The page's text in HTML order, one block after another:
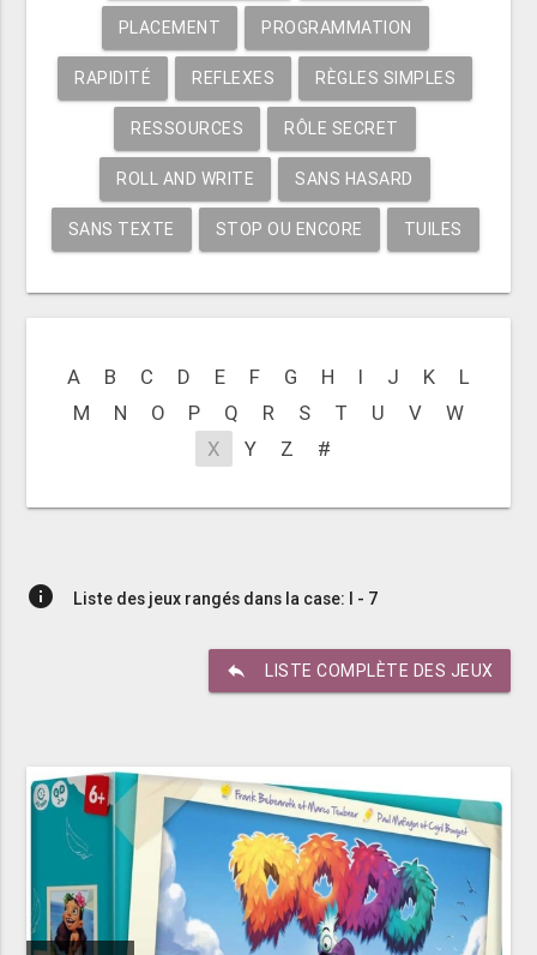
PLACEMENT PROGRAMMATION
RAPIDITÉ REFLEXES RÈGLES SIMPLES
RESSOURCES RÔLE SECRET
ROLL AND WRITE SANS HASARD
SANS TEXTE STOP OU ENCORE TUILES
A B C D E F G H I J K
L
M
N O P Q R S T U V
W
X
Y Z #
info Liste des jeux rangés dans la case: I - 7
reply LISTE COMPLÈTE DES JEUX